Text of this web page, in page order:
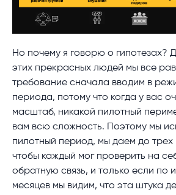
Но почему я говорю о гипотезах?
этих прекрасных людей мы все
требование сначала вводим в
периода, потому что когда у вас
масштаб, никакой пилотный
вам всю сложность. Поэтому мы
пилотный период, мы даем до трех
чтобы каждый мог проверить на
обратную связь, и только если по
месяцев мы видим, что эта штука